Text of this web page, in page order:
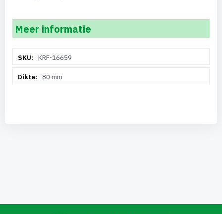
Meer informatie
informatieKRF-16659
80 mm